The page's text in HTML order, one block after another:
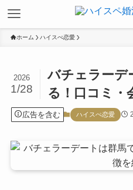
ホーム ハイスぺ恋愛
バチェラーデ
る！口コミ・
2026
1/28
広告を含む ハイスぺ恋愛